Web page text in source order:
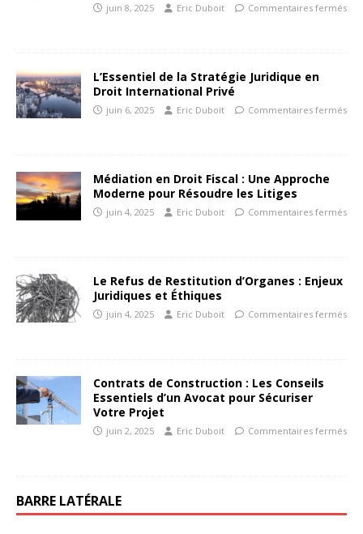
juin 8, 2025 Eric Duboit Commentaires fermés
L’Essentiel de la Stratégie Juridique en
Droit International Privé
juin 6, 2025 Eric Duboit Commentaires fermés
Médiation en Droit Fiscal : Une Approche
Moderne pour Résoudre les Litiges
juin 4, 2025 Eric Duboit Commentaires fermés
Le Refus de Restitution d’Organes : Enjeux
Juridiques et Éthiques
juin 4, 2025 Eric Duboit Commentaires fermés
Contrats de Construction : Les Conseils
Essentiels d’un Avocat pour Sécuriser
Votre Projet
juin 2, 2025 Eric Duboit Commentaires fermés
BARRE LATÉRALE